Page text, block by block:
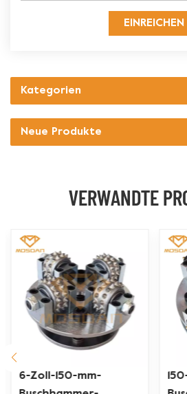
EINREICHEN
Kategorien
Neue Produkte
VERWANDTE
150-mm-